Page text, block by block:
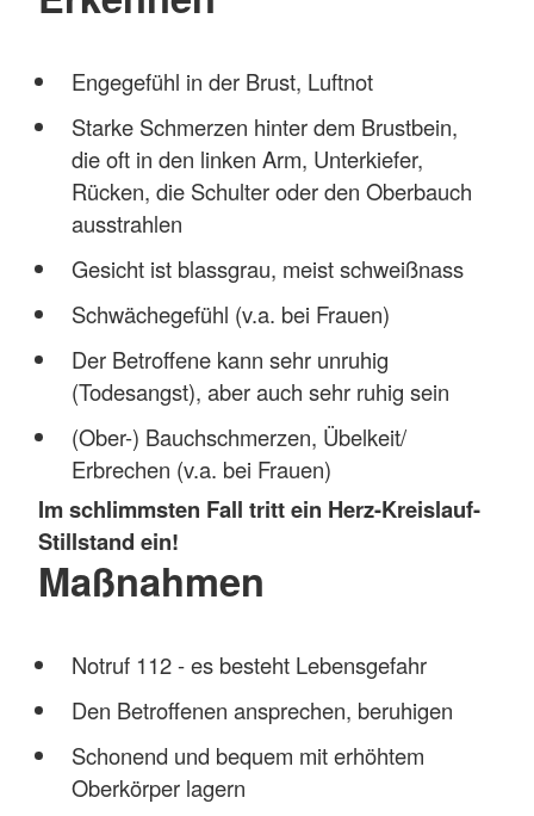
Engegefühl in der Brust, Luftnot
Starke Schmerzen hinter dem Brustbein,
die oft in den linken Arm, Unterkiefer,
Rücken, die Schulter oder den Oberbauch
ausstrahlen
Gesicht ist blassgrau, meist schweißnass
Schwächegefühl (v.a. bei Frauen)
Der Betroffene kann sehr unruhig
(Todesangst), aber auch sehr ruhig sein
(Ober-) Bauchschmerzen, Übelkeit/
Erbrechen (v.a. bei Frauen)
Im schlimmsten Fall tritt ein Herz-Kreislauf-
Stillstand ein!
Maßnahmen
Notruf 112 - es besteht Lebensgefahr
Den Betroffenen ansprechen, beruhigen
Schonend und bequem mit erhöhtem
Oberkörper lagern